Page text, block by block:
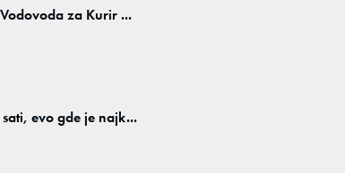
za Kurir ...
evo gde je najk...